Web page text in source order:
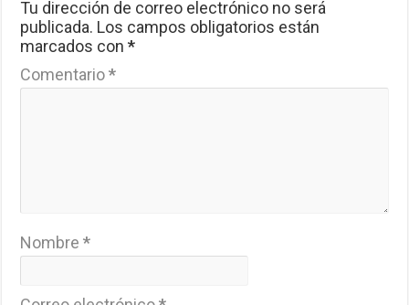
Tu dirección de correo electrónico no será
publicada. Los campos obligatorios están
marcados con*
Comentario*
Nombre*